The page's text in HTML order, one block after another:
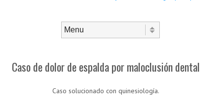
Caso de dolor de espalda por maloclusión dental
Caso solucionado con quinesiología.